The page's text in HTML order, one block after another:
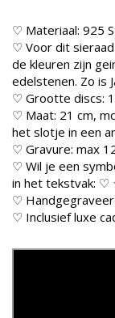
♡ Materiaal: 925
♡ Voor dit
de kleuren zijn
edelstenen. Zo is
♡ Grootte discs:
♡ Maat: 21 cm,
het slotje in een
♡ Gravure: max
♡ Wil je een
in het tekstvak:
♡
♡ Inclusief luxe